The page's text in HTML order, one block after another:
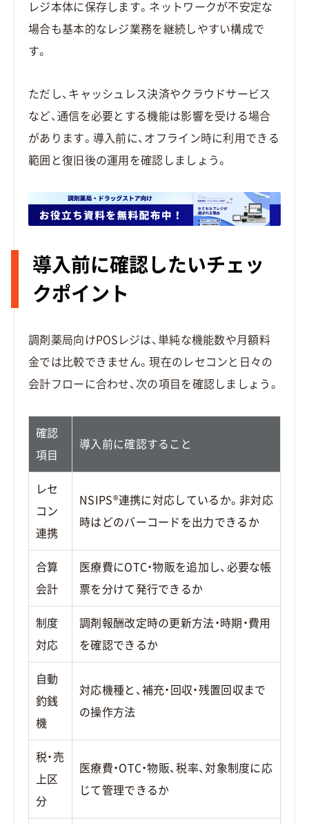
レジ本体に保存します。ネットワークが不安定な
場合も基本的なレジ業務を継続しやすい構成で
す。
ただし、キャッシュレス決済やクラウドサービス
など、通信を必要とする機能は影響を受ける場合
があります。導入前に、オフライン時に利用できる
範囲と復旧後の運用を確認しましょう。
導入前に確認したいチェッ
クポイント
調剤薬局向けPOSレジは、単純な機能数や月額料
金では比較できません。現在のレセコンと日々の
会計フローに合わせ、次の項目を確認しましょう。
確認
項目
導入前に確認すること
レセ
コン
連携
NSIPS®連携に対応しているか。非対応
時はどのバーコードを出力できるか
合算
会計
医療費にOTC・物販を追加し、必要な帳
票を分けて発行できるか
制度
対応
調剤報酬改定時の更新方法・時期・費用
を確認できるか
自動
釣銭
機
対応機種と、補充・回収・残置回収まで
の操作方法
税・売
上区
分
医療費・OTC・物販、税率、対象制度に応
じて管理できるか